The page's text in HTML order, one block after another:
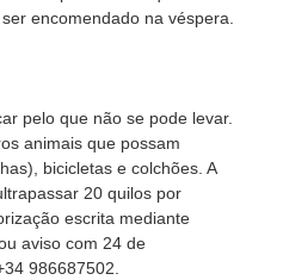
encomendado na véspera.
pelo que não se pode levar.
animais que possam
bicicletas e colchões. A
20 quilos por
escrita mediante
aviso com 24 de
986687502.